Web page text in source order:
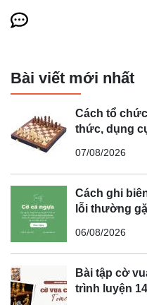
Bài viết mới nhất
Cách tổ
thức, dụng
07/08/2026
Cách ghi
lỗi thường
06/08/2026
Bài tập cờ
trình luyện